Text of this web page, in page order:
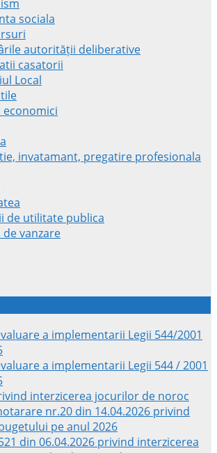
sociala
autorității deliberative
casatorii
Local
economici
invatamant, pregatire profesionala
de utilitate publica
de vanzare
a implementarii Legii 544/2001
a implementarii Legii 544 / 2001
interzicerea jocurilor de noroc
nr.20 din 14.04.2026 privind
pe anul 2026
din 06.04.2026 privind interzicerea